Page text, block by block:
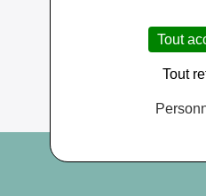
Près de 65010
Plus de 10 000
ILE DE
Tout
Tout